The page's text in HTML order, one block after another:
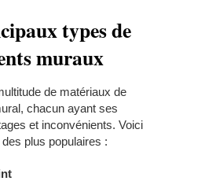
types de
muraux
de matériaux de
chacun ayant ses
et inconvénients. Voici
plus populaires :